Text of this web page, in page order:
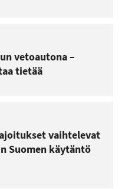
vetoautona –
tietää
vaihtelevat
Suomen käytäntö